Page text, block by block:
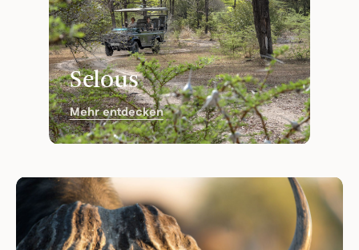
Selous
Mehr entdecken